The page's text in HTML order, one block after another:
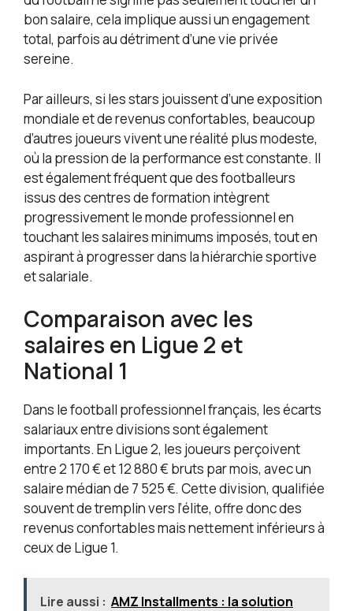
bon salaire, cela implique aussi un engagement
total, parfois au détriment d’une vie privée
sereine.
Par ailleurs, si les stars jouissent d’une exposition
mondiale et de revenus confortables, beaucoup
d’autres joueurs vivent une réalité plus modeste,
où la pression de la performance est constante. Il
est également fréquent que des footballeurs
issus des centres de formation intègrent
progressivement le monde professionnel en
touchant les salaires minimums imposés, tout en
aspirant à progresser dans la hiérarchie sportive
et salariale.
Comparaison avec les
salaires en Ligue 2 et
National 1
Dans le football professionnel français, les écarts
salariaux entre divisions sont également
importants. En Ligue 2, les joueurs perçoivent
entre 2 170 € et 12 880 € bruts par mois, avec un
salaire médian de 7 525 €. Cette division, qualifiée
souvent de tremplin vers l’élite, offre donc des
revenus confortables mais nettement inférieurs à
ceux de Ligue 1.
Lire aussi : AMZ Installments : la solution